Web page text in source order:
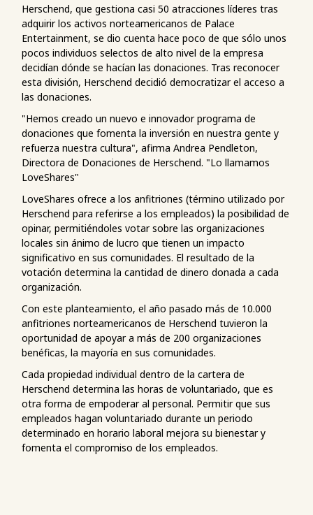
Herschend, que gestiona casi 50 atracciones líderes tras
adquirir los activos norteamericanos de Palace
Entertainment, se dio cuenta hace poco de que sólo unos
pocos individuos selectos de alto nivel de la empresa
decidían dónde se hacían las donaciones. Tras reconocer
esta división, Herschend decidió democratizar el acceso a
las donaciones.
"Hemos creado un nuevo e innovador programa de
donaciones que fomenta la inversión en nuestra gente y
refuerza nuestra cultura", afirma Andrea Pendleton,
Directora de Donaciones de Herschend. "Lo llamamos
LoveShares"
LoveShares ofrece a los anfitriones (término utilizado por
Herschend para referirse a los empleados) la posibilidad de
opinar, permitiéndoles votar sobre las organizaciones
locales sin ánimo de lucro que tienen un impacto
significativo en sus comunidades. El resultado de la
votación determina la cantidad de dinero donada a cada
organización.
Con este planteamiento, el año pasado más de 10.000
anfitriones norteamericanos de Herschend tuvieron la
oportunidad de apoyar a más de 200 organizaciones
benéficas, la mayoría en sus comunidades.
Cada propiedad individual dentro de la cartera de
Herschend determina las horas de voluntariado, que es
otra forma de empoderar al personal. Permitir que sus
empleados hagan voluntariado durante un periodo
determinado en horario laboral mejora su bienestar y
fomenta el compromiso de los empleados.